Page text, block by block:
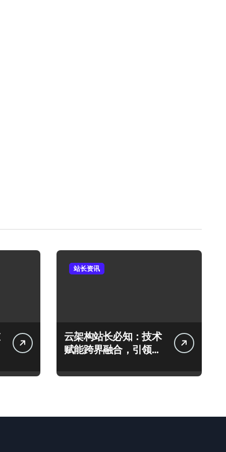
站长资讯
云架构站长必知：技术
赋能跨界融合，引领科